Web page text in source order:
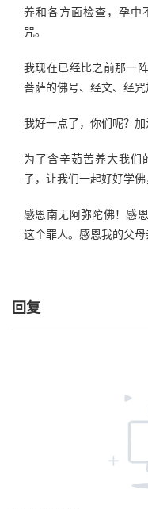
养和各方面检查，孕中
咒。
我现在已经比之前那一
菩萨的佛号、经文、经咒
我好一点了，你们呢？加
为了含辛茹苦养大我们
子，让我们一起好好学佛
感恩南无阿弥陀佛！感
这个罪人。感恩我的父母
回复